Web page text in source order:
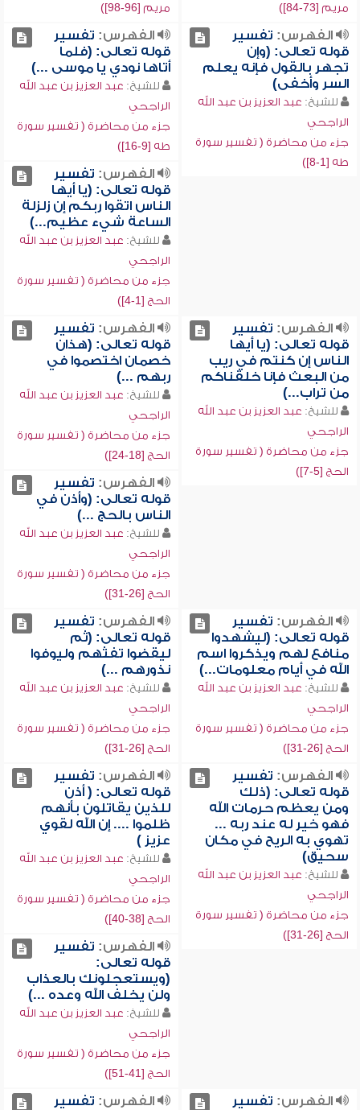
مريم [73-84])
مريم [96-98])
الفهرس: تفسير
قوله تعالى: (وإن
تجهر بالقول فإنه يعلم
السر وأخفى)
للشيخ: عبد العزيز بن عبد الله
الراجحي
جزء من محاضرة ( تفسير سورة
طه [1-8])
الفهرس: تفسير
قوله تعالى: (فلما
أتاها نودي يا موسى ...)
للشيخ: عبد العزيز بن عبد الله
الراجحي
جزء من محاضرة ( تفسير سورة
طه [9-16])
الفهرس: تفسير
قوله تعالى: (يا أيها
الناس اتقوا ربكم إن زلزلة
الساعة شيء عظيم...)
للشيخ: عبد العزيز بن عبد الله
الراجحي
جزء من محاضرة ( تفسير سورة
الحج [1-4])
الفهرس: تفسير
قوله تعالى: (يا أيها
الناس إن كنتم في ريب
من البعث فإنا خلقناكم
من تراب...)
للشيخ: عبد العزيز بن عبد الله
الراجحي
جزء من محاضرة ( تفسير سورة
الحج [5-7])
الفهرس: تفسير
قوله تعالى: (هذان
خصمان اختصموا في
ربهم ...)
للشيخ: عبد العزيز بن عبد الله
الراجحي
جزء من محاضرة ( تفسير سورة
الحج [18-24])
الفهرس: تفسير
قوله تعالى: (وأذن في
الناس بالحج ...)
للشيخ: عبد العزيز بن عبد الله
الراجحي
جزء من محاضرة ( تفسير سورة
الحج [26-31])
الفهرس: تفسير
قوله تعالى: (ليشهدوا
منافع لهم ويذكروا اسم
الله في أيام معلومات...)
للشيخ: عبد العزيز بن عبد الله
الراجحي
جزء من محاضرة ( تفسير سورة
الحج [26-31])
الفهرس: تفسير
قوله تعالى: (ثم
ليقضوا تفثهم وليوفوا
نذورهم ...)
للشيخ: عبد العزيز بن عبد الله
الراجحي
جزء من محاضرة ( تفسير سورة
الحج [26-31])
الفهرس: تفسير
قوله تعالى: (ذلك
ومن يعظم حرمات الله
فهو خير له عند ربه ...
تهوي به الريح في مكان
سحيق)
للشيخ: عبد العزيز بن عبد الله
الراجحي
جزء من محاضرة ( تفسير سورة
الحج [26-31])
الفهرس: تفسير
قوله تعالى: ( أذن
للذين يقاتلون بأنهم
ظلموا .... إن الله لقوي
عزيز )
للشيخ: عبد العزيز بن عبد الله
الراجحي
جزء من محاضرة ( تفسير سورة
الحج [38-40])
الفهرس: تفسير
قوله تعالى:
(ويستعجلونك بالعذاب
ولن يخلف الله وعده ...)
للشيخ: عبد العزيز بن عبد الله
الراجحي
جزء من محاضرة ( تفسير سورة
الحج [41-51])
الفهرس: تفسير الفهرس: تفسير